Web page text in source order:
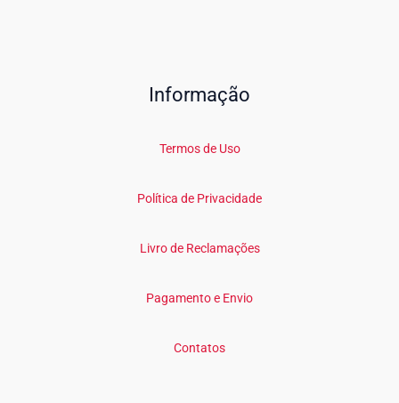
Informação
Termos de Uso
Política de Privacidade
Livro de Reclamações
Pagamento e Envio
Contatos